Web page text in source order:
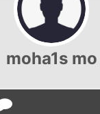
moha1s mo